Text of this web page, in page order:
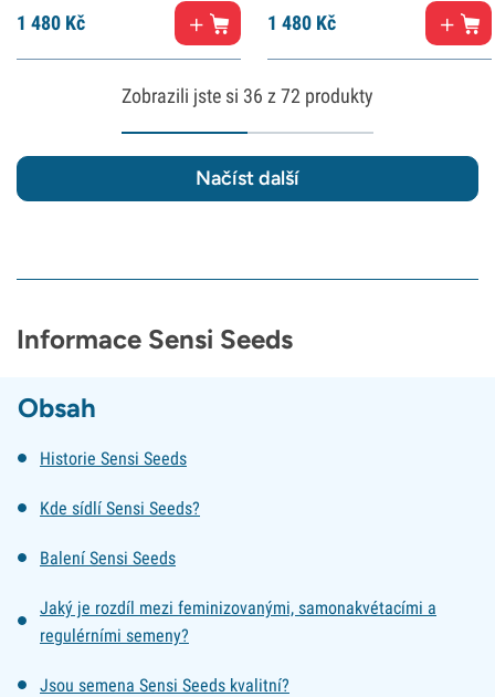
1 480 Kč 1 480 Kč
Zobrazili jste si 36 z 72 produkty
Načíst další
Informace Sensi Seeds
Obsah
Historie Sensi Seeds
Kde sídlí Sensi Seeds?
Balení Sensi Seeds
Jaký je rozdíl mezi feminizovanými, samonakvétacími a
regulérními semeny?
Jsou semena Sensi Seeds kvalitní?